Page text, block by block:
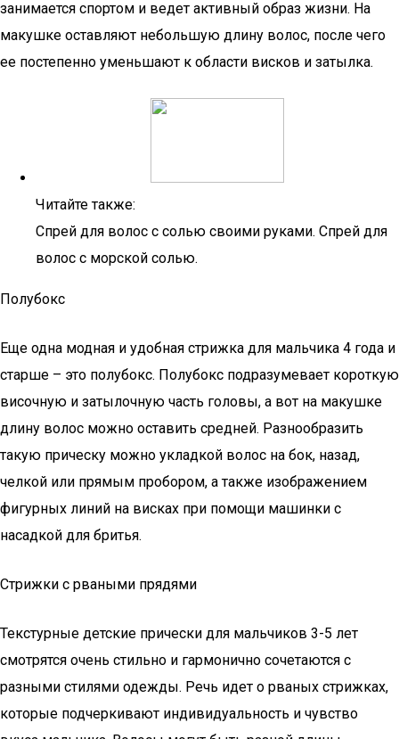
занимается спортом и ведет активный образ жизни. На
макушке оставляют небольшую длину волос, после чего
ее постепенно уменьшают к области висков и затылка.
Читайте также:
Спрей для волос с солью своими руками. Спрей для
волос с морской солью.
Полубокс
Еще одна модная и удобная стрижка для мальчика 4 года и
старше – это полубокс. Полубокс подразумевает короткую
височную и затылочную часть головы, а вот на макушке
длину волос можно оставить средней. Разнообразить
такую прическу можно укладкой волос на бок, назад,
челкой или прямым пробором, а также изображением
фигурных линий на висках при помощи машинки с
насадкой для бритья.
Стрижки с рваными прядями
Текстурные детские прически для мальчиков 3-5 лет
смотрятся очень стильно и гармонично сочетаются с
разными стилями одежды. Речь идет о рваных стрижках,
которые подчеркивают индивидуальность и чувство